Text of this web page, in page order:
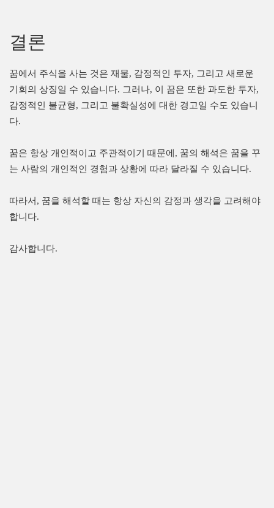
결론
꿈에서 주식을 사는 것은 재물, 감정적인 투자, 그리고 새로운
기회의 상징일 수 있습니다. 그러나, 이 꿈은 또한 과도한 투자,
감정적인 불균형, 그리고 불확실성에 대한 경고일 수도 있습니
다.
꿈은 항상 개인적이고 주관적이기 때문에, 꿈의 해석은 꿈을 꾸
는 사람의 개인적인 경험과 상황에 따라 달라질 수 있습니다.
따라서, 꿈을 해석할 때는 항상 자신의 감정과 생각을 고려해야
합니다.
감사합니다.